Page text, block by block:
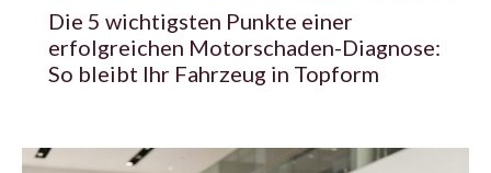
Die 5 wichtigsten Punkte einer
erfolgreichen Motorschaden-Diagnose:
So bleibt Ihr Fahrzeug in Topform